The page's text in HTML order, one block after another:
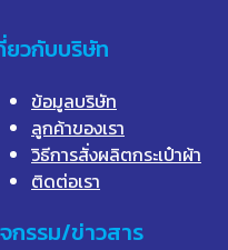
ยวกับบริษัท
ข้อมูลบริษัท
ลูกค้าของเรา
วิธีการสั่งผลิตกระเป๋าผ้า
ติดต่อเรา
กรรม/ข่าวสาร